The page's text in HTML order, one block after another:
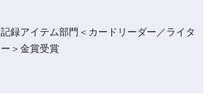
記録アイテム部門＜カードリーダー／ライタ
ー＞金賞受賞